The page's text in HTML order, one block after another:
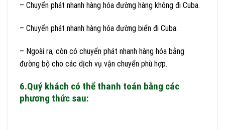
– Chuyển phát nhanh hàng hóa đường hàng không đi Cuba.
– Chuyển phát nhanh hàng hóa đường biển đi Cuba.
– Ngoài ra, còn có chuyển phát nhanh hàng hóa bằng
đường bộ cho các dịch vụ vận chuyển phù hợp.
6.Quý khách có thể thanh toán bằng các
phương thức sau: